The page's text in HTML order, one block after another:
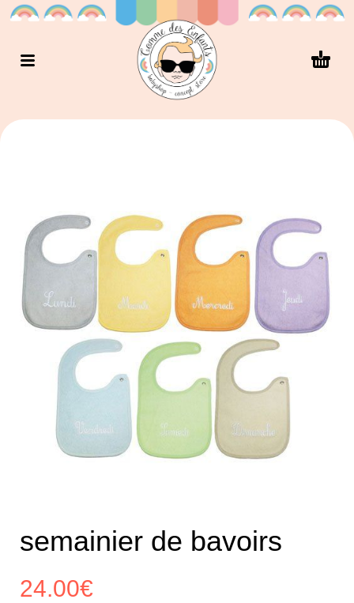
semainier de bavoirs
24.00€